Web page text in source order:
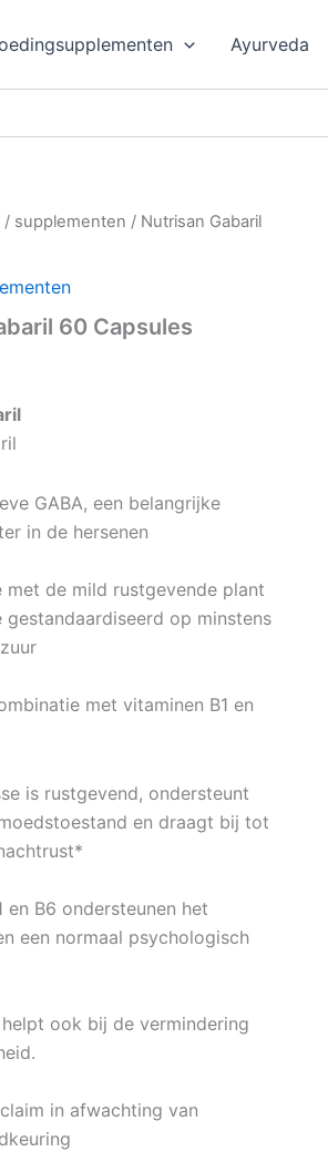
Ayurveda
/ supplementen / Nutrisan Gabaril
60 Capsules
GABA, een belangrijke
in de hersenen
met de mild rustgevende plant
gestandaardiseerd op minstens
met vitaminen B1 en
is rustgevend, ondersteunt
en draagt bij tot
en B6 ondersteunen het
een normaal psychologisch
ook bij de vermindering
in afwachting van